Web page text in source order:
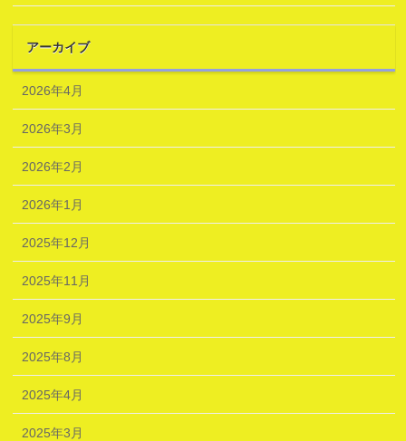
アーカイブ
2026年4月
2026年3月
2026年2月
2026年1月
2025年12月
2025年11月
2025年9月
2025年8月
2025年4月
2025年3月